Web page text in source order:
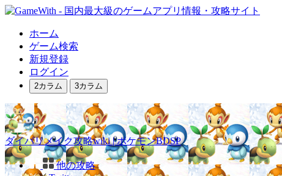
ホーム
ゲーム検索
新規登録
ログイン
2カラム 3カラム
ダイパリメイク攻略wiki | ポケモンBDSP
他の攻略